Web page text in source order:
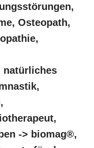
Osteopath,
natürliches
-> biomag®,